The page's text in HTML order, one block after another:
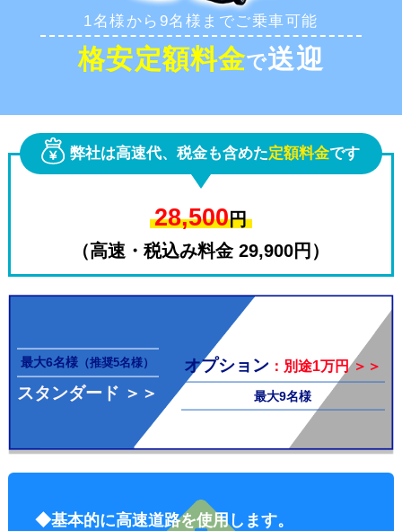
お問合せ 予約フォーム
その他料
金
1名様から9名様までご乗車可能
格安定額料金で送迎
弊社は高速代、税金も含めた定額料金です
28,500円
（高速・税込み料金 29,900円）
スタンダード ＞＞
最大6名様 （推奨5名様） オプション ：別途1万円 ＞＞
最大9名様
◆基本的に高速道路を使用します。